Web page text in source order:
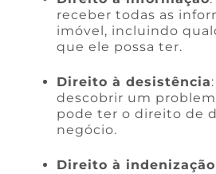
receber todas as
imóvel, incluindo
que ele possa ter.
Direito à desistência
descobrir um
pode ter o direito de
negócio.
Direito à indenização